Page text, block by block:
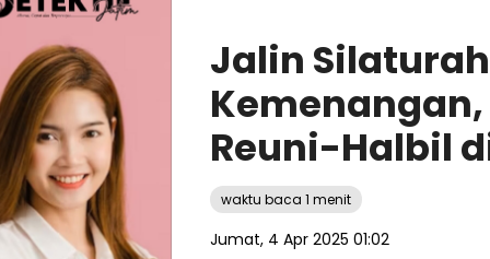
Jalin
Kemenangan,
Reuni-Halbil
waktu baca 1 menit
Jumat, 4 Apr 2025 01:02